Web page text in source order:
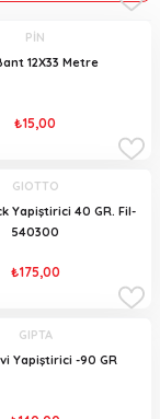
PİN
12X33 Metre
₺15,00
GIOTTO
Yapiştirici 40 GR. Fil-
540300
₺175,00
GIPTA
Yapiştirici -90 GR